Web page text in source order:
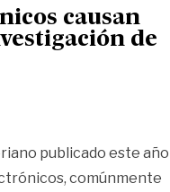
causan
de
publicado este año
comúnmente